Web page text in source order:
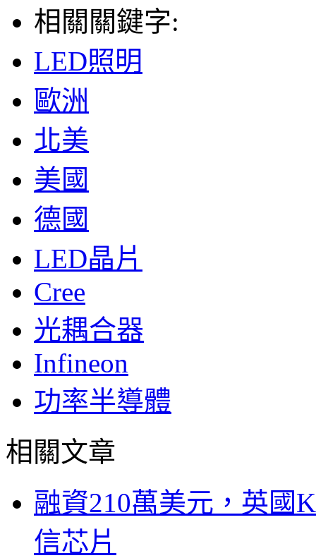
相關關鍵字:
LED照明
歐洲
北美
美國
德國
LED晶片
Cree
光耦合器
Infineon
功率半導體
相關文章
融資210萬美元，英國
信芯片